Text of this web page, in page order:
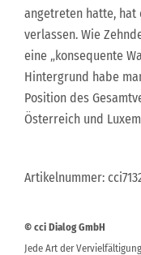
angetreten hatte, hat
verlassen. Wie
eine „konsequente
Hintergrund habe
Position des
Österreich und
Artikelnummer:
© cci Dialog GmbH
Jede Art der